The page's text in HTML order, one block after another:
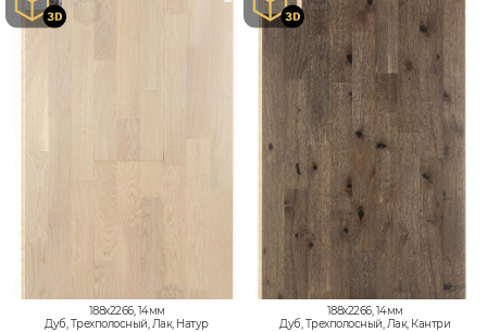
188x2266, 14мм
Дуб, Трехполосный, Лак, Натур
188x2266, 14мм
Дуб, Трехполосный, Лак, Кантри